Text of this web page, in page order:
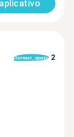
format_quote 2